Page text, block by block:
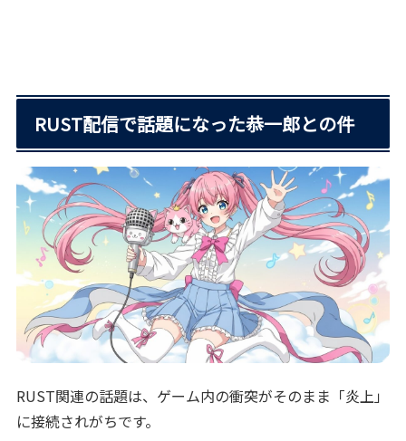
RUST配信で話題になった恭一郎との件
RUST関連の話題は、ゲーム内の衝突がそのまま「炎上」
に接続されがちです。